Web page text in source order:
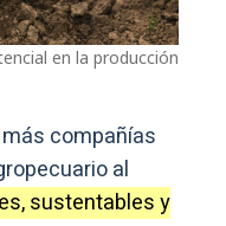
en la producción
compañías
al
sustentables y